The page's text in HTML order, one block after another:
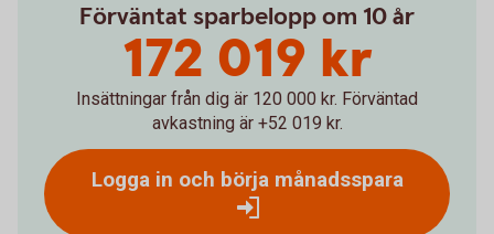
Förväntat sparbelopp om 10 år
172 019 kr
Insättningar från dig är 120 000 kr. Förväntad
avkastning är +52 019 kr.
Logga in och börja månadsspara